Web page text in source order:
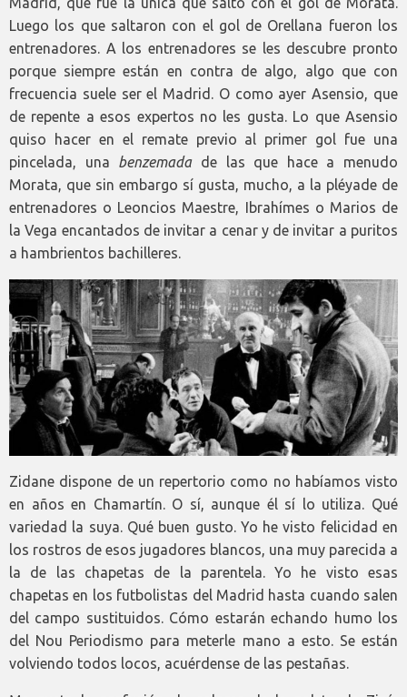
Luego los que saltaron con el gol de Orellana fueron los
entrenadores. A los entrenadores se les descubre pronto
porque siempre están en contra de algo, algo que con
frecuencia suele ser el Madrid. O como ayer Asensio, que
de repente a esos expertos no les gusta. Lo que Asensio
quiso hacer en el remate previo al primer gol fue una
pincelada, una benzemadade las que hace a menudo
Morata, que sin embargo sí gusta, mucho, a la pléyade de
entrenadores o Leoncios Maestre, Ibrahímes o Marios de
la Vega encantados de invitar a cenar y de invitar a puritos
a hambrientos bachilleres.
Zidane dispone de un repertorio como no habíamos visto
en años en Chamartín. O sí, aunque él sí lo utiliza. Qué
variedad la suya. Qué buen gusto. Yo he visto felicidad en
los rostros de esos jugadores blancos, una muy parecida a
la de las chapetas de la parentela. Yo he visto esas
chapetas en los futbolistas del Madrid hasta cuando salen
del campo sustituidos. Cómo estarán echando humo los
del Nou Periodismo para meterle mano a esto. Se están
volviendo todos locos, acuérdense de las pestañas.